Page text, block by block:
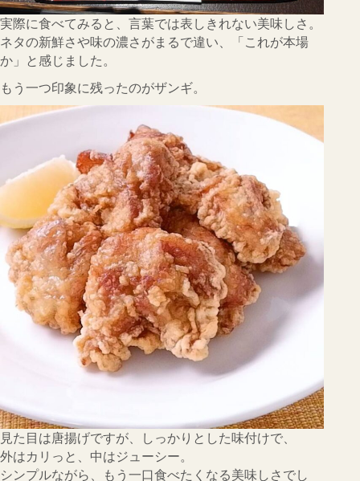
実際に食べてみると、言葉では表しきれない美味しさ。
ネタの新鮮さや味の濃さがまるで違い、「これが本場
か」と感じました。
もう一つ印象に残ったのがザンギ。
見た目は唐揚げですが、しっかりとした味付けで、
外はカリっと、中はジューシー。
シンプルながら、もう一口食べたくなる美味しさでし